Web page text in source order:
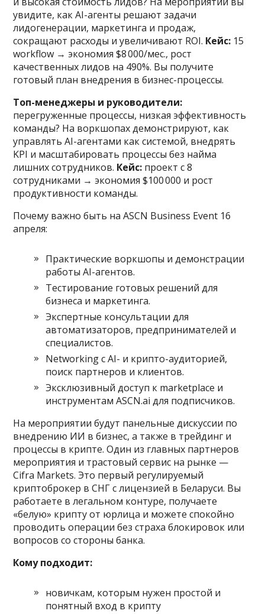
увидите, как AI-агенты решают задачи
лидогенерации, маркетинга и продаж,
сокращают расходы и увеличивают ROI. Кейс: 15
workflow → экономия $8 000/мес., рост
качественных лидов на 490%. Вы получите
готовый план внедрения в бизнес-процессы.
Топ-менеджеры и руководители:
перегруженные процессы, низкая эффективность
команды? На воркшопах демонстрируют, как
управлять AI-агентами как системой, внедрять
KPI и масштабировать процессы без найма
лишних сотрудников. Кейс: проект с 8
сотрудниками → экономия $100 000 и рост
продуктивности команды.
Почему важно быть на ASCN Business Event 16
апреля:
Практические воркшопы и демонстрации
работы AI-агентов.
Тестирование готовых решений для
бизнеса и маркетинга.
Экспертные консультации для
автоматизаторов, предпринимателей и
специалистов.
Networking с AI- и крипто-аудиторией,
поиск партнеров и клиентов.
Эксклюзивный доступ к marketplace и
инструментам ASCN.ai для подписчиков.
На мероприятии будут панельные дискуссии по
внедрению ИИ в бизнес, а также в трейдинг и
процессы в крипте. Один из главных партнеров
мероприятия и трастовый сервис на рынке —
Cifra Markets. Это первый регулируемый
криптоброкер в СНГ с лицензией в Беларуси. Вы
работаете в легальном контуре, получаете
«белую» крипту от юрлица и можете спокойно
проводить операции без страха блокировок или
вопросов со стороны банка.
Кому подходит:
новичкам, которым нужен простой и
понятный вход в крипту